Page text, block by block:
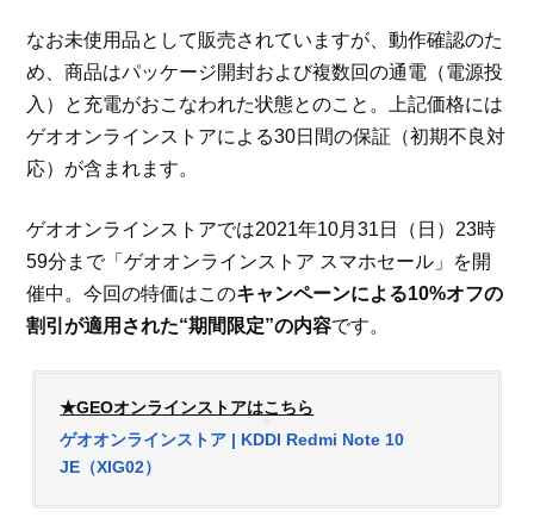
なお未使用品として販売されていますが、動作確認のた
め、商品はパッケージ開封および複数回の通電（電源投
入）と充電がおこなわれた状態とのこと。上記価格には
ゲオオンラインストアによる30日間の保証（初期不良対
応）が含まれます。
ゲオオンラインストアでは2021年10月31日（日）23時
59分まで「ゲオオンラインストア スマホセール」を開
催中。今回の特価はこのキャンペーンによる10%オフの
割引が適用された“期間限定”の内容です。
★GEOオンラインストアはこちら
ゲオオンラインストア | KDDI Redmi Note 10
JE（XIG02）